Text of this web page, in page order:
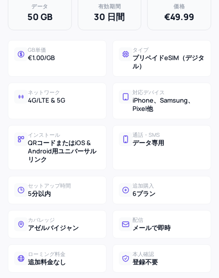
データ
50 GB
有効期間
30 日間
価格
€49.99
GB単価
€1.00/GB
タイプ
プリペイドeSIM（デジタ
ル）
ネットワーク
4G/LTE & 5G
対応デバイス
iPhone、Samsung、
Pixel他
インストール
QRコードまたはiOS &
Android用ユニバーサル
リンク
通話・SMS
データ専用
セットアップ時間
5分以内
追加購入
6プラン
カバレッジ
アゼルバイジャン
配信
メールで即時
ローミング料金
追加料金なし
本人確認
登録不要